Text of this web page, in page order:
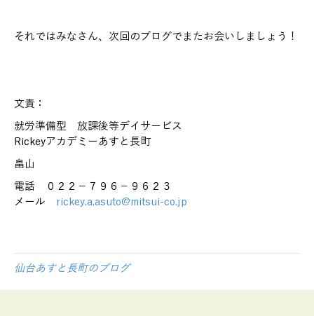
それではみなさん、次回のブログでまたお会いしましょう！
文責：
就労準備型 放課後等デイサービス
Rickeyアカデミーあすと長町
畠山
電話 ０２２－７９６－９６２３
メール rickey.a.asuto@mitsui-co.jp
仙台あすと長町のブログ